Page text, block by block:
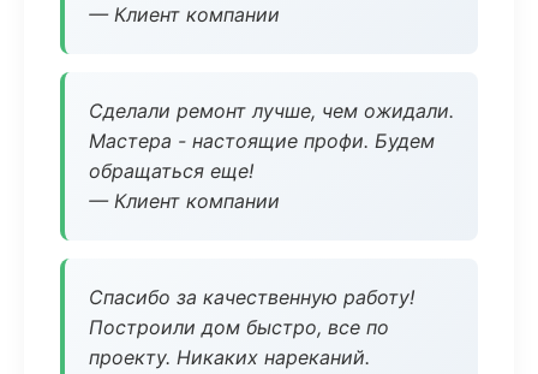
— Клиент компании
Сделали ремонт лучше, чем ожидали.
Мастера - настоящие профи. Будем
обращаться еще!
— Клиент компании
Спасибо за качественную работу!
Построили дом быстро, все по
проекту. Никаких нареканий.